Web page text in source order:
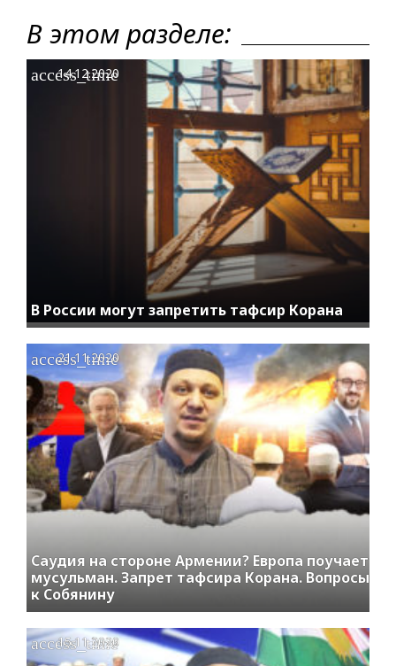
В этом разделе:
В России могут запретить тафсир Корана
access_time
14.12.2020
Саудия на стороне Армении? Европа поучает
мусульман. Запрет тафсира Корана. Вопросы
к Собянину
access_time
21.11.2020
access_time
15.11.2020